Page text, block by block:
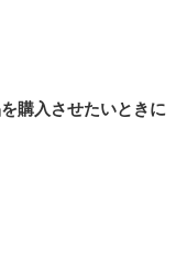
購入させたいときに